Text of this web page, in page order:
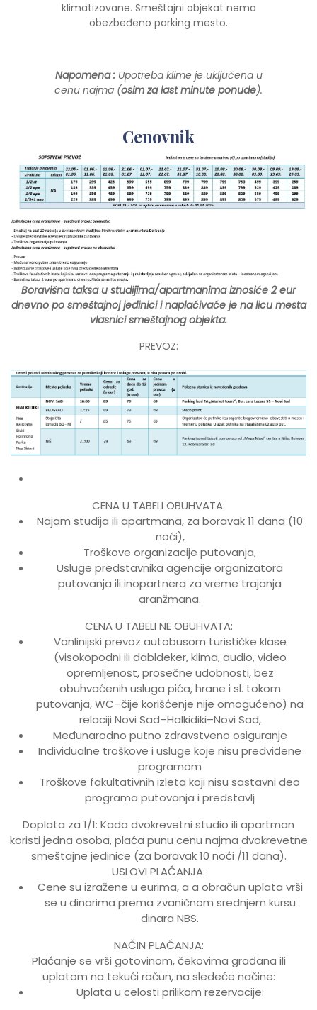
klimatizovane. Smeštajni objekat nema
obezbeđeno parking mesto.
Napomena : Upotreba klime je uključena u
cenu najma (osim za last minute ponude).
Cenovnik
Boravišna taksa u studijima/apartmanima iznosiće 2 eur
dnevno po smeštajnoj jedinici i naplaćivaće je na licu mesta
vlasnici smeštajnog objekta.
PREVOZ:
CENA U TABELI OBUHVATA:
Najam studija ili apartmana, za boravak 11 dana (10
noći),
Troškove organizacije putovanja,
Usluge predstavnika agencije organizatora
putovanja ili inopartnera za vreme trajanja
aranžmana.
CENA U TABELI NE OBUHVATA:
Vanlinijski prevoz autobusom turističke klase
(visokopodni ili dabldeker, klima, audio, video
opremljenost, prosečne udobnosti, bez
obuhvaćenih usluga pića, hrane i sl. tokom
putovanja, WC–čije korišćenje nije omogućeno) na
relaciji Novi Sad–Halkidiki–Novi Sad,
Međunarodno putno zdravstveno osiguranje
Individualne troškove i usluge koje nisu predviđene
programom
Troškove fakultativnih izleta koji nisu sastavni deo
programa putovanja i predstavlj
Doplata za 1/1: Kada dvokrevetni studio ili apartman
koristi jedna osoba, plaća punu cenu najma dvokrevetne
smeštajne jedinice (za boravak 10 noći /11 dana).
USLOVI PLAĆANJA:
Cene su izražene u eurima, a a obračun uplata vrši
se u dinarima prema zvaničnom srednjem kursu
dinara NBS.
NAČIN PLAĆANJA:
Plaćanje se vrši gotovinom, čekovima građana ili
uplatom na tekući račun, na sledeće načine:
Uplata u celosti prilikom rezervacije: